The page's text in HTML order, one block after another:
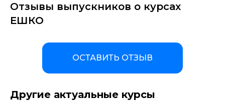
Отзывы выпускников о курсах
ЕШКО
ОСТАВИТЬ ОТЗЫВ
Другие актуальные курсы